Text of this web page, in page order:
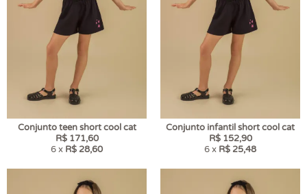
Conjunto teen short cool cat
R$ 171,60
6 x R$ 28,60
Conjunto infantil short cool cat
R$ 152,90
6 x R$ 25,48